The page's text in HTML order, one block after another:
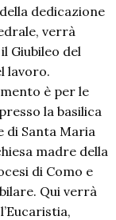
dedicazione
verrà
Giubileo del
lavoro.
è per le
la basilica
di Santa Maria
madre della
di Como e
Qui verrà